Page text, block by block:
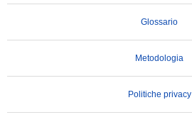
Glossario
Metodologia
Politiche privacy